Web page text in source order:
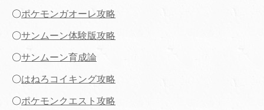
〇ポケモンガオーレ攻略
〇サンムーン体験版攻略
〇サンムーン育成論
〇はねろコイキング攻略
〇ポケモンクエスト攻略